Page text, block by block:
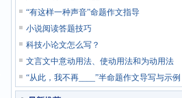
“有这样一种声音”命题作文指导
小说阅读答题技巧
科技小论文怎么写？
文言文中意动用法、使动用法和为动用法
“从此，我不再____”半命题作文导写与示例